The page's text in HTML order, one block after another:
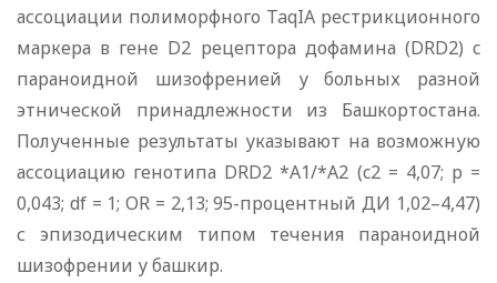
ассоциации полиморфного TaqIA рестрикционного
маркера в гене D2 рецептора дофамина (DRD2) c
параноидной шизофренией у больных разной
этнической принадлежности из Башкортостана.
Полученные результаты указывают на возможную
ассоциацию генотипа DRD2 *А1/*А2 (c2 = 4,07; p =
0,043; df = 1; OR = 2,13; 95-процентный ДИ 1,02–4,47)
с эпизодическим типом течения параноидной
шизофрении у башкир.